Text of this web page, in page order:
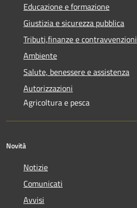
Educazione e formazione
Giustizia e sicurezza pubblica
Tributi,finanze e contravvenzioni
Ambiente
Salute, benessere e assistenza
Autorizzazioni
Agricoltura e pesca
Novità
Notizie
Comunicati
Avvisi